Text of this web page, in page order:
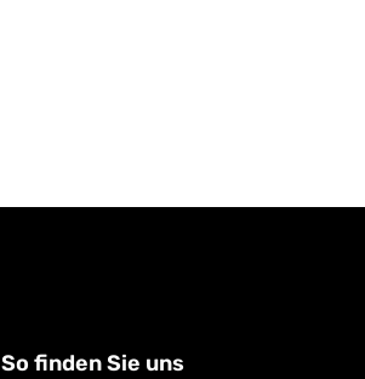
So finden Sie uns